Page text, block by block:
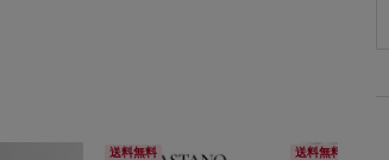
送料無料 送料無料